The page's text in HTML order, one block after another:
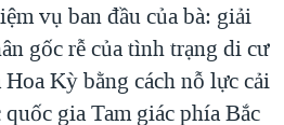
vụ ban đầu của bà: giải
gốc rễ của tình trạng di cư
Kỳ bằng cách nỗ lực cải
gia Tam giác phía Bắc